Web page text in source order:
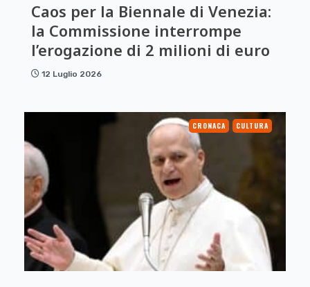
Caos per la Biennale di Venezia:
la Commissione interrompe
l’erogazione di 2 milioni di euro
12 Luglio 2026
CRONACA CULTURA